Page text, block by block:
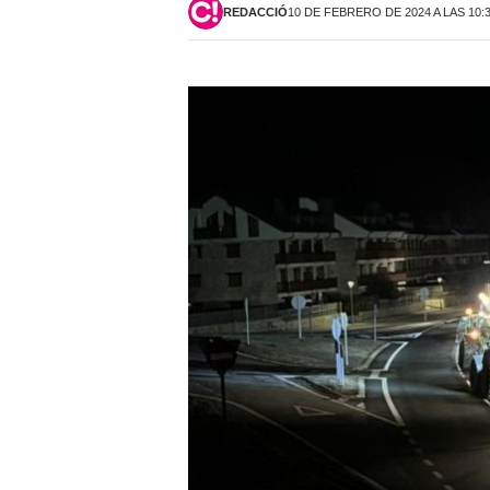
REDACCIÓ10 DE FEBRERO DE 2024 A LAS